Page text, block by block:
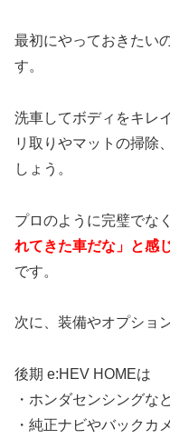
最初にやっておきたい
す。
洗車してボディをキレ
リ取りやマットの掃除
しょう。
プロのように完璧でな
れてきた車だな」と感
です。
次に、装備やオプショ
後期 e:HEV HOMEは
・ホンダセンシングな
・純正ナビやバックカ